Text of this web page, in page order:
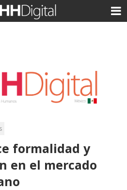
formalidad y
en el mercado